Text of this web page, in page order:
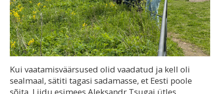
Kui vaatamisväärsused olid vaadatud ja kell oli
sealmaal, sätiti tagasi sadamasse, et Eesti poole